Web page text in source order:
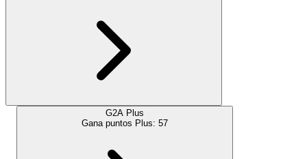
G2A Plus
Gana puntos Plus: 57